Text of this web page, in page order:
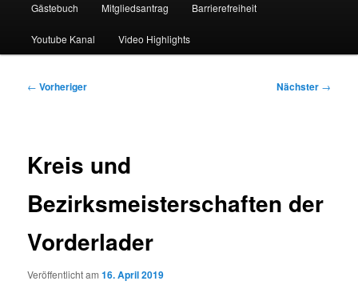
Gästebuch Mitgliedsantrag Barrierefreiheit
Youtube Kanal Video Highlights
Beitragsnavigation
← Vorheriger Nächster →
Kreis und
Bezirksmeisterschaften der
Vorderlader
Veröffentlicht am16. April 2019